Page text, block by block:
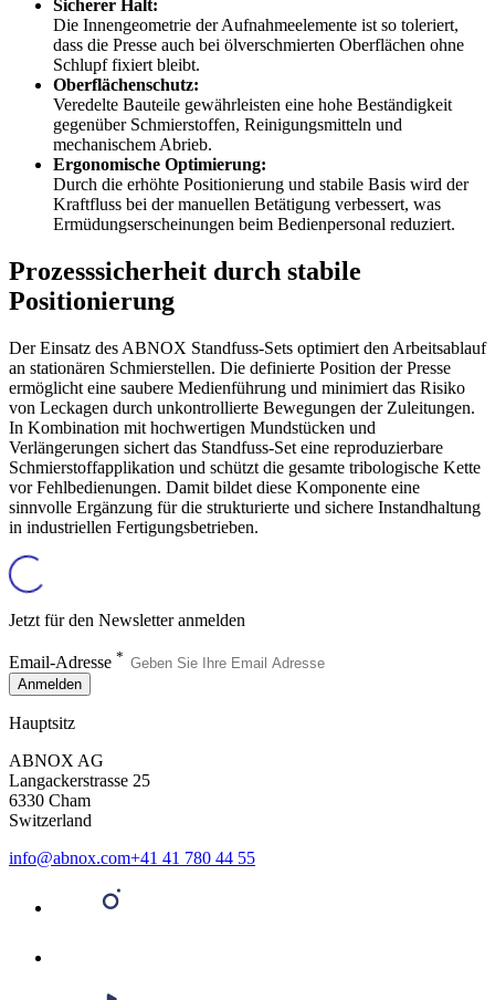
Sicherer Halt:
Die Innengeometrie der Aufnahmeelemente ist so toleriert,
dass die Presse auch bei ölverschmierten Oberflächen ohne
Schlupf fixiert bleibt.
Oberflächenschutz:
Veredelte Bauteile gewährleisten eine hohe Beständigkeit
gegenüber Schmierstoffen, Reinigungsmitteln und
mechanischem Abrieb.
Ergonomische Optimierung:
Durch die erhöhte Positionierung und stabile Basis wird der
Kraftfluss bei der manuellen Betätigung verbessert, was
Ermüdungserscheinungen beim Bedienpersonal reduziert.
Prozesssicherheit durch stabile
Positionierung
Der Einsatz des ABNOX Standfuss-Sets optimiert den Arbeitsablauf
an stationären Schmierstellen. Die definierte Position der Presse
ermöglicht eine saubere Medienführung und minimiert das Risiko
von Leckagen durch unkontrollierte Bewegungen der Zuleitungen.
In Kombination mit hochwertigen Mundstücken und
Verlängerungen sichert das Standfuss-Set eine reproduzierbare
Schmierstoffapplikation und schützt die gesamte tribologische Kette
vor Fehlbedienungen. Damit bildet diese Komponente eine
sinnvolle Ergänzung für die strukturierte und sichere Instandhaltung
in industriellen Fertigungsbetrieben.
Jetzt für den Newsletter anmelden
Email-Adresse *
Anmelden
Hauptsitz
ABNOX AG
Langackerstrasse 25
6330 Cham
Switzerland
info@abnox.com+41 41 780 44 55